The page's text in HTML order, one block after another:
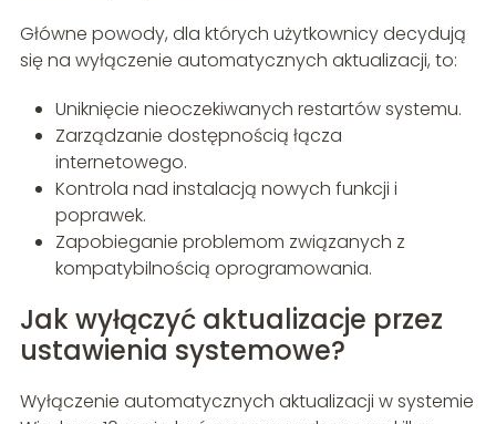
Główne powody, dla których użytkownicy decydują
się na wyłączenie automatycznych aktualizacji, to:
Uniknięcie nieoczekiwanych restartów systemu.
Zarządzanie dostępnością łącza
internetowego.
Kontrola nad instalacją nowych funkcji i
poprawek.
Zapobieganie problemom związanych z
kompatybilnością oprogramowania.
Jak wyłączyć aktualizacje przez
ustawienia systemowe?
Wyłączenie automatycznych aktualizacji w systemie